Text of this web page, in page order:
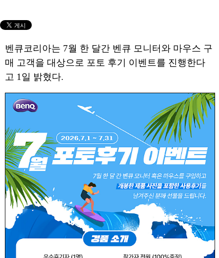
벤큐코리아는 7월 한 달간 벤큐 모니터와 마우스 구
매 고객을 대상으로 포토 후기 이벤트를 진행한다
고 1일 밝혔다.